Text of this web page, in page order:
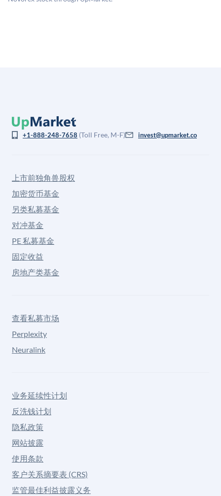
+1-888-248-7658 (Toll Free, M-F) invest@upmarket.co
上市前独角兽股权
加密货币基金
另类私募基金
对冲基金
PE 私募基金
固定收益
房地产类基金
查看私募市场
Perplexity
Neuralink
业务延续性计划
反洗钱计划
隐私政策
网站披露
使用条款
客户关系摘要表 (CRS)
监管最佳利益披露义务